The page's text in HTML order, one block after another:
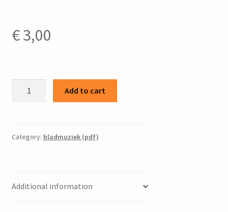
€3,00
van
/
Add to cart
Category: bladmuziek (pdf)
Additional information